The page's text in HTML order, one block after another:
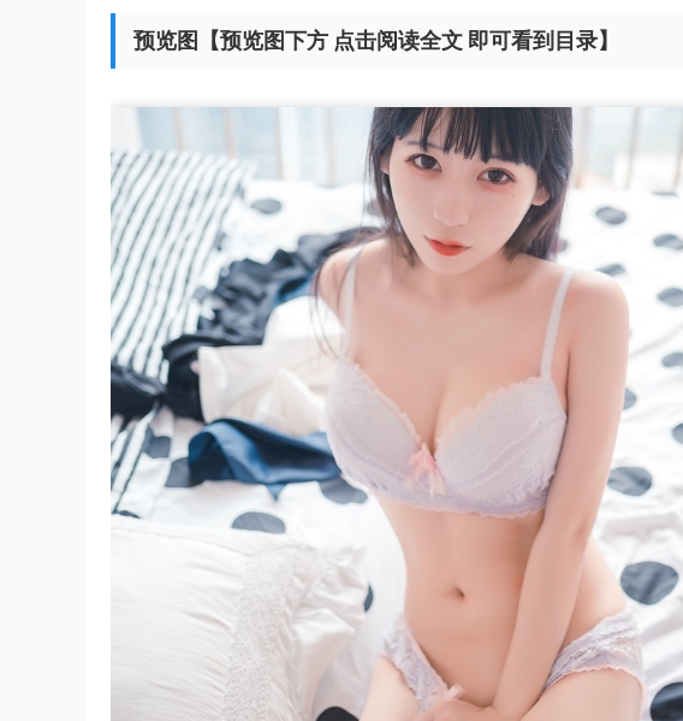
预览图【预览图下方 点击阅读全文 即可看到目录】